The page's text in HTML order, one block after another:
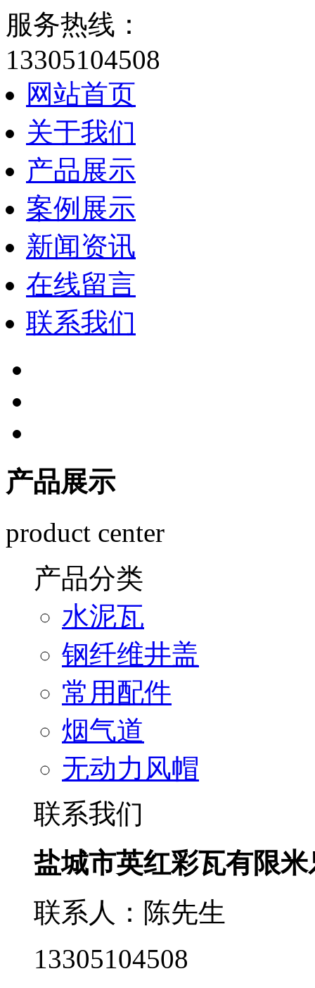
服务热线：
13305104508
网站首页
关于我们
产品展示
案例展示
新闻资讯
在线留言
联系我们
产品展示
product center
产品分类
水泥瓦
钢纤维井盖
常用配件
烟气道
无动力风帽
联系我们
盐城市英红彩瓦有限
联系人：陈先生
13305104508